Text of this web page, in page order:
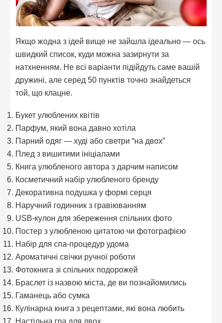
Якщо жодна з ідей вище не зайшла ідеально — ось
швидкий список, куди можна зазирнути за
натхненням. Не всі варіанти підійдуть саме вашій
дружині, але серед 50 пунктів точно знайдеться
той, що клацне.
Букет улюблених квітів
Парфум, який вона давно хотіла
Парний одяг — худі або светри “на двох”
Плед з вишитими ініціалами
Книга улюбленого автора з дарчим написом
Косметичний набір улюбленого бренду
Декоративна подушка у формі серця
Наручний годинник з гравіюванням
USB-кулон для збереження спільних фото
Постер з улюбленою цитатою чи фотографією
Набір для спа-процедур удома
Ароматичні свічки ручної роботи
Фотокнига зі спільних подорожей
Браслет із назвою міста, де ви познайомились
Гаманець або сумка
Кулінарна книга з рецептами, які вона любить
Настільна гра для двох